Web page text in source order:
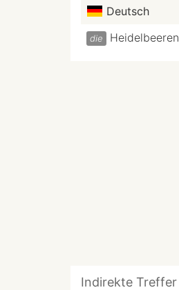
Deutsch
die Heidelbeeren
Indirekte Treffer